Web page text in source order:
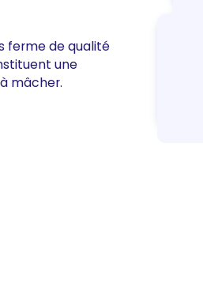
ferme de qualité
une
mâcher.